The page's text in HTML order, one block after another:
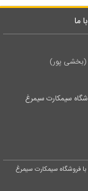
ما
(بخشی پور)
سیمکارت سیمرغ
فروشگاه سیمکارت سیمرغ